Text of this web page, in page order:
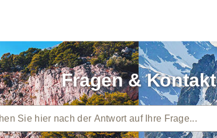
Fragen & Kontakt